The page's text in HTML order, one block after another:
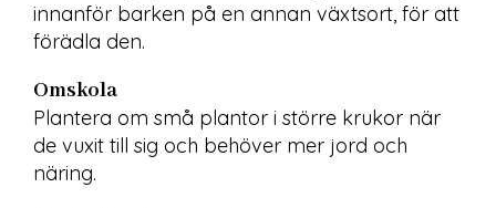
innanför barken på en annan växtsort, för att
förädla den.
Omskola
Plantera om små plantor i större krukor när
de vuxit till sig och behöver mer jord och
näring.